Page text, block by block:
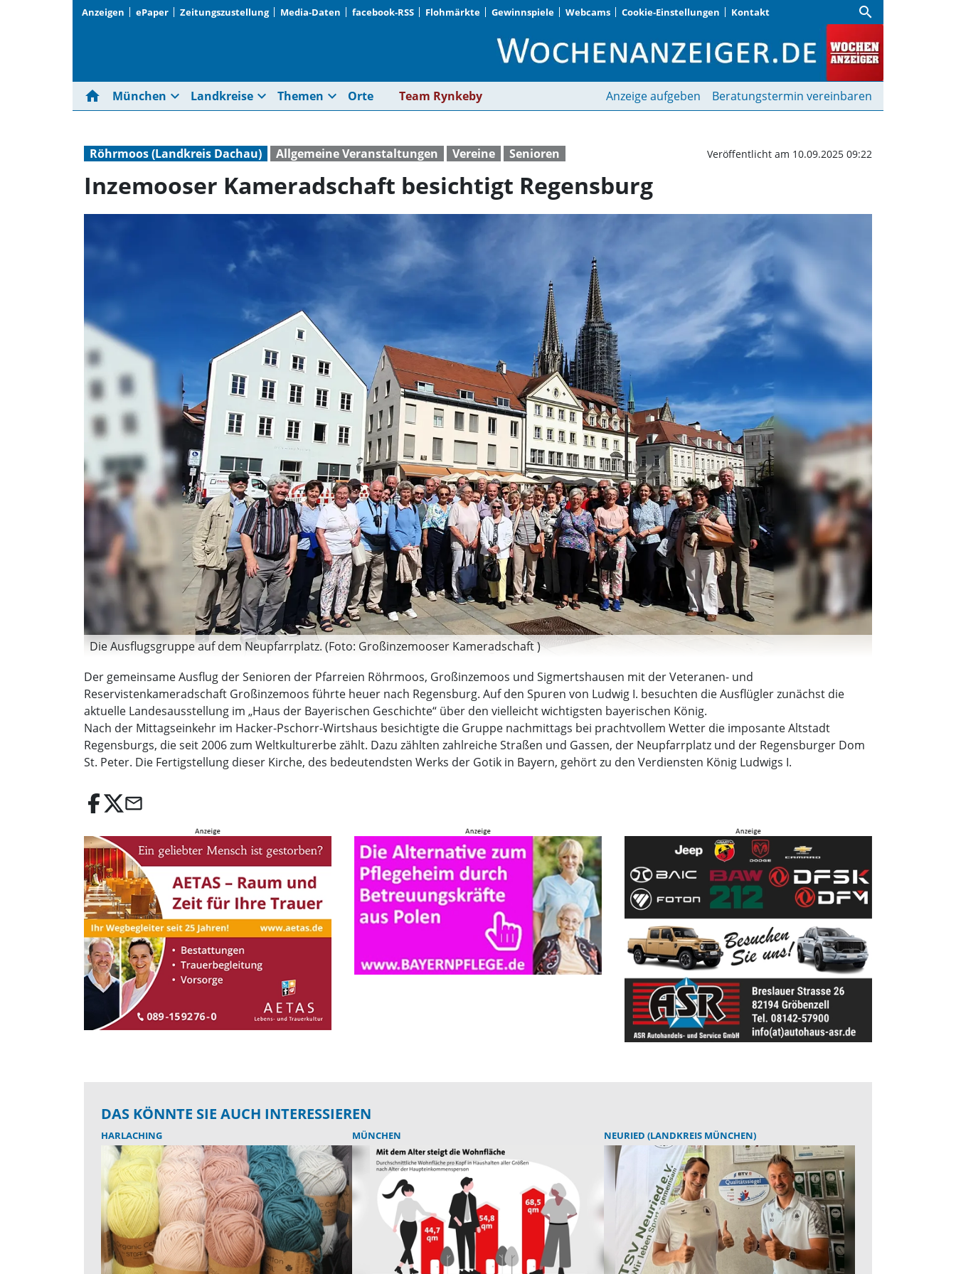
Anzeigen ePaper Zeitungszustellung Media-Daten facebook-RSS Flohmärkte Gewinnspiele Webcams Cookie-Einstellungen Kontakt search
Inzemooser Kameradschaft besichtigt
home München expand_more Landkreise expand_more Themen expand_more Orte Team Rynkeby Anzeige aufgeben Beratungstermin vereinbaren
Röhrmoos (Landkreis Dachau) Allgemeine Veranstaltungen Vereine Senioren Veröffentlicht am 10.09.2025 09:22
Inzemooser Kameradschaft besichtigt Regensburg
Die Ausflugsgruppe auf dem Neupfarrplatz. (Foto: Großinzemooser Kameradschaft )
Der gemeinsame Ausflug der Senioren der Pfarreien Röhrmoos, Großinzemoos und Sigmertshausen mit der Veteranen- und
Reservistenkameradschaft Großinzemoos führte heuer nach Regensburg. Auf den Spuren von Ludwig I. besuchten die Ausflügler zunächst die
aktuelle Landesausstellung im „Haus der Bayerischen Geschichte“ über den vielleicht wichtigsten bayerischen König.
Nach der Mittagseinkehr im Hacker-Pschorr-Wirtshaus besichtigte die Gruppe nachmittags bei prachtvollem Wetter die imposante Altstadt
Regensburgs, die seit 2006 zum Weltkulturerbe zählt. Dazu zählten zahlreiche Straßen und Gassen, der Neupfarrplatz und der Regensburger Dom
St. Peter. Die Fertigstellung dieser Kirche, des bedeutendsten Werks der Gotik in Bayern, gehört zu den Verdiensten König Ludwigs I.
email
DAS KÖNNTE SIE AUCH INTERESSIEREN
HARLACHING MÜNCHEN NEURIED (LANDKREIS MÜNCHEN)